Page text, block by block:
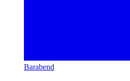
Barabend